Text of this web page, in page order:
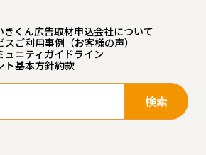
きくん広告取材申込会社について
ご利用事例（お客様の声）
ュニティガイドライン
ト基本方針約款